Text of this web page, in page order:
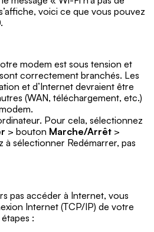
voici ce que vous pouvez
modem est sous tension et
correctement branchés. Les
et d’Internet devraient être
(WAN, téléchargement, etc.)
Pour cela, sélectionnez
> bouton Marche/Arrêt >
à sélectionner Redémarrer, pas
pas accéder à Internet, vous
Internet (TCP/IP) de votre
: